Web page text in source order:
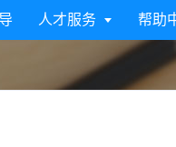
人才服务 帮助